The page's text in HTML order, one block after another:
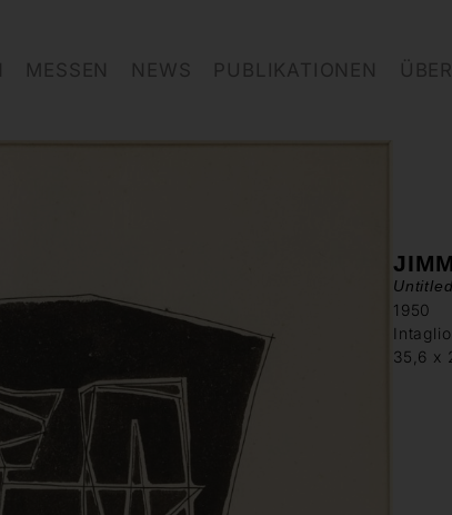
MESSEN NEWS PUBLIKATIONEN
Untitled
1950
35,6 x